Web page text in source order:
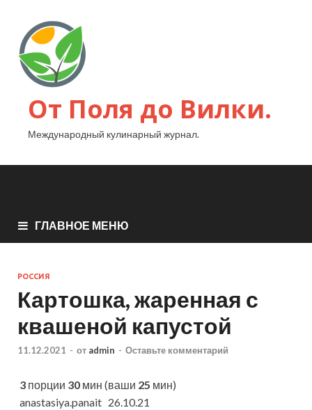
От Поля до Вилки.
Международный кулинарный журнал.
ГЛАВНОЕ МЕНЮ
РОССИЯ
Картошка, жаренная с
квашеной капустой
11.12.2021 - от admin - Оставьте комментарий
3 порции 30 мин (ваши 25 мин)
anastasiya.panait 26.10.21